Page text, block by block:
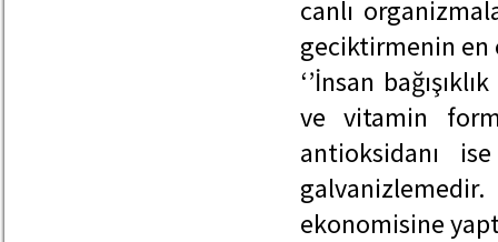
canlı
geciktirmenin en
‘’İnsan
ve vitamin
antioksidanı
ekonomisine